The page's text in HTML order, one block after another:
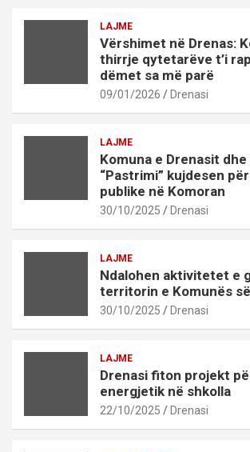
LAJME
Vërshimet në Drenas:
thirrje qytetarëve t’i
dëmet sa më parë
09/01/2026 Drenasi
LAJME
Komuna e Drenasit dhe
“Pastrimi” kujdesen
publike në Komoran
30/10/2025 Drenasi
LAJME
Ndalohen aktivitetet e
territorin e Komunës
30/10/2025 Drenasi
LAJME
Drenasi fiton projekt
energjetik në shkolla
22/10/2025 Drenasi